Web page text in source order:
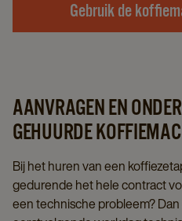
Gebruik de
AANVRAGEN EN
GEHUURDE
Bij het huren van een
gedurende het hele contract
een technische probleem?